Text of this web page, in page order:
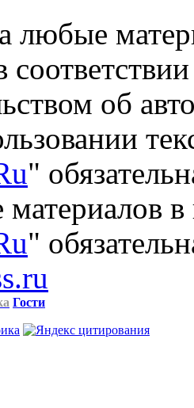
любые
об
"
материалов
"
Гости